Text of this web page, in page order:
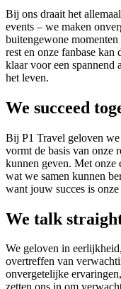
Bij ons draait het
events – we maken
buitengewone
rest en onze fanbase kan
klaar voor een spannend
het leven.
We succeed
Bij P1 Travel geloven
vormt de basis van onze
kunnen geven. Met onze
wat we samen kunnen
want jouw succes is
We talk
We geloven in
overtreffen van
onvergetelijke